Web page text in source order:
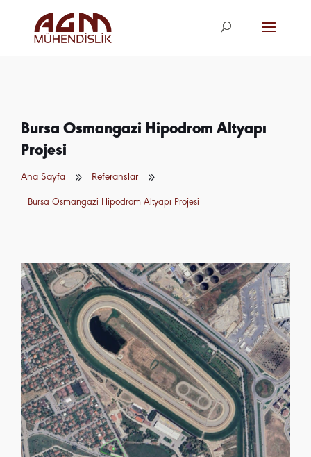
agm@agm.com.
tr
Bursa Osmangazi Hipodrom Altyapı
Projesi
Ana Sayfa 9 Referanslar 9
Bursa Osmangazi Hipodrom Altyapı Projesi